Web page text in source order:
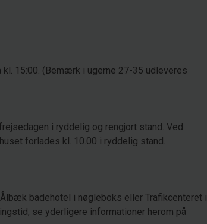
15:00. (Bemærk i ugerne 27-35 udleveres
i ryddelig og rengjort stand. Ved
forlades kl. 10.00 i ryddelig stand.
badehotel i nøgleboks eller Trafikcenteret i
se yderligere informationer herom på